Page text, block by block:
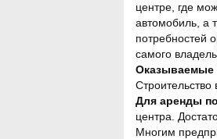
центре, где
автомобиль, а
потребностей
самого
Оказываемые
Строительство
Для аренды
центра.
Многим